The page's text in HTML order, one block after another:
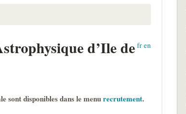
fr en
d’Ile de
sont disponibles dans le menurecrutement.